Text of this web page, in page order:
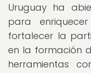
Uruguay ha
para
fortalecer la
en la formación
herramientas